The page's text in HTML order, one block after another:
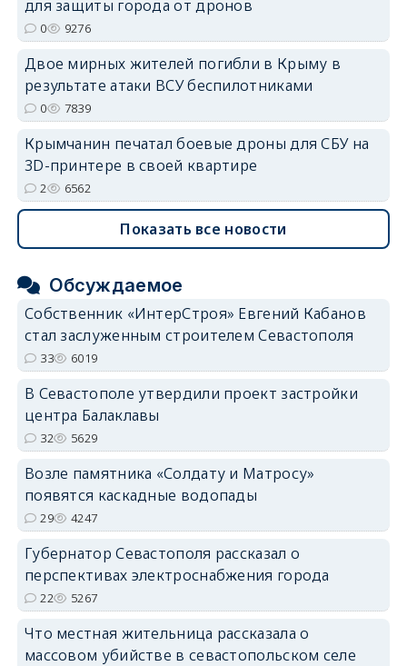
для защиты города от дронов
0 9276
Двое мирных жителей погибли в Крыму в
результате атаки ВСУ беспилотниками
0 7839
Крымчанин печатал боевые дроны для СБУ на
3D-принтере в своей квартире
2 6562
Показать все новости
Обсуждаемое
Собственник «ИнтерСтроя» Евгений Кабанов
стал заслуженным строителем Севастополя
33 6019
В Севастополе утвердили проект застройки
центра Балаклавы
32 5629
Возле памятника «Солдату и Матросу»
появятся каскадные водопады
29 4247
Губернатор Севастополя рассказал о
перспективах электроснабжения города
22 5267
Что местная жительница рассказала о
массовом убийстве в севастопольском селе